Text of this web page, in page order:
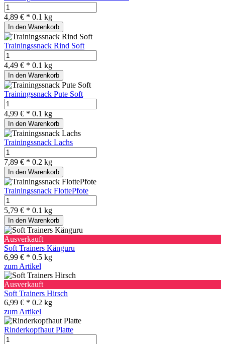
4,89 € * 0.1 kg
In den Warenkorb
Trainingssnack Rind Soft
4,49 € * 0.1 kg
In den Warenkorb
Trainingssnack Pute Soft
4,99 € * 0.1 kg
In den Warenkorb
Trainingssnack Lachs
7,89 € * 0.2 kg
In den Warenkorb
Trainingssnack FlottePfote
5,79 € * 0.1 kg
In den Warenkorb
Ausverkauft
Soft Trainers Känguru
6,99 € * 0.5 kg
zum Artikel
Ausverkauft
Soft Trainers Hirsch
6,99 € * 0.2 kg
zum Artikel
Rinderkopfhaut Platte